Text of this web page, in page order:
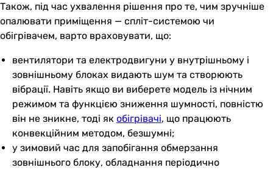
Також, під час ухвалення рішення про те, чим зручніше
опалювати приміщення — спліт-системою чи
обігрівачем, варто враховувати, що:
вентилятори та електродвигуни у внутрішньому і
зовнішньому блоках видають шум та створюють
вібрації. Навіть якщо ви виберете модель із нічним
режимом та функцією зниження шумності, повністю
він не зникне, тоді як обігрівачі, що працюють
конвекційним методом, безшумні;
у зимовий час для запобігання обмерзання
зовнішнього блоку, обладнання періодично